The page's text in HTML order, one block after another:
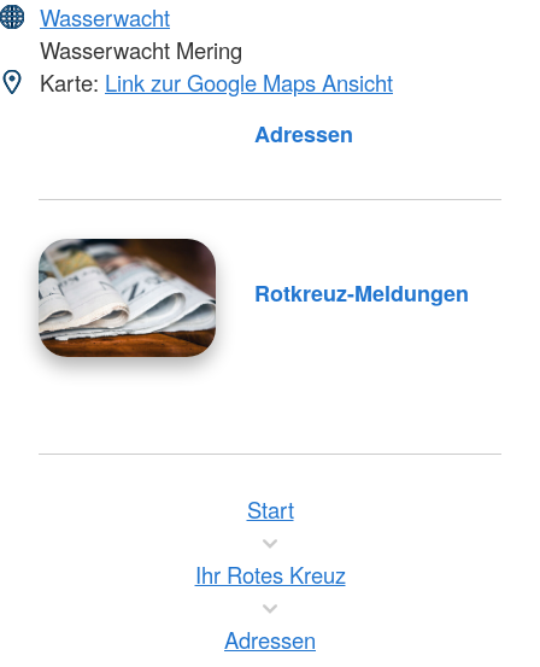
Wasserwacht
Wasserwacht Mering
Karte: Link zur Google Maps Ansicht
Adressen
Rotkreuz-Meldungen
Start
Ihr Rotes Kreuz
Adressen